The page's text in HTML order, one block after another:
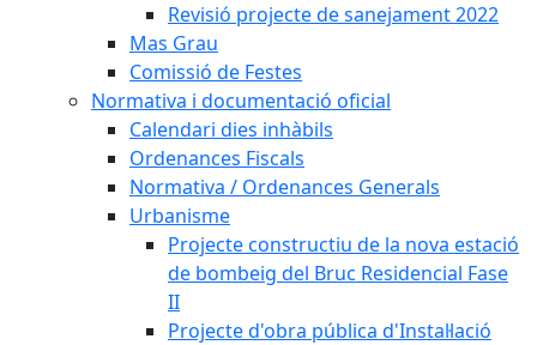
Revisió projecte de sanejament 2022
Mas Grau
Comissió de Festes
Normativa i documentació oficial
Calendari dies inhàbils
Ordenances Fiscals
Normativa / Ordenances Generals
Urbanisme
Projecte constructiu de la nova estació
de bombeig del Bruc Residencial Fase
II
Projecte d'obra pública d'Instal·lació